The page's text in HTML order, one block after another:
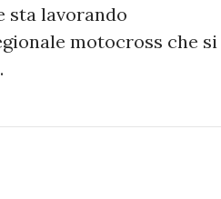
sta lavorando
motocross che si